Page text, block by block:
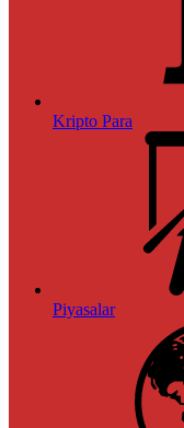
Kripto Para
Piyasalar